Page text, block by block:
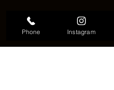
Phone Instagram